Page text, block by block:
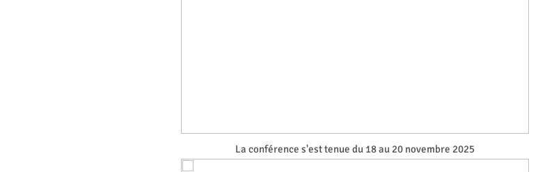
La conférence s'est tenue du 18 au 20 novembre 2025